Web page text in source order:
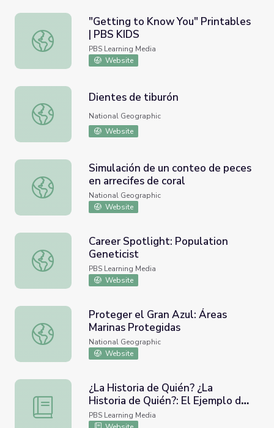
"Getting to Know You" Printables | PBS KIDS
"Getting to Know You" Printables
| PBS KIDS
PBS Learning Media
Website
Dientes de tiburón
Dientes de tiburón
National Geographic
Website
Simulación de un conteo de peces en arrecifes de coral
Simulación de un conteo de peces
en arrecifes de coral
National Geographic
Website
Career Spotlight: Population Geneticist
Career Spotlight: Population
Geneticist
PBS Learning Media
Website
Proteger el Gran Azul: Áreas Marinas Protegidas
Proteger el Gran Azul: Áreas
Marinas Protegidas
National Geographic
Website
¿La Historia de Quién? ¿La Historia de Quién?: El
¿La Historia de Quién? ¿La
Historia de Quién?: El Ejemplo de
Dolores Huerta: Lección | Dolores
PBS Learning Media